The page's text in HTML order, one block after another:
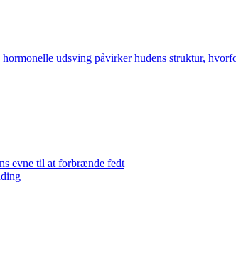
udsving påvirker hudens struktur,
evne til at forbrænde fedt